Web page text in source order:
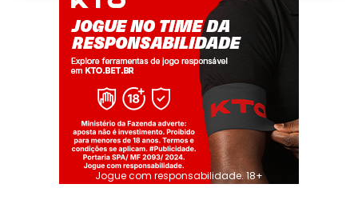
Jogue com responsabilidade. 18+